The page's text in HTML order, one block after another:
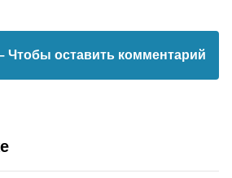
Чтобы оставить комментарий